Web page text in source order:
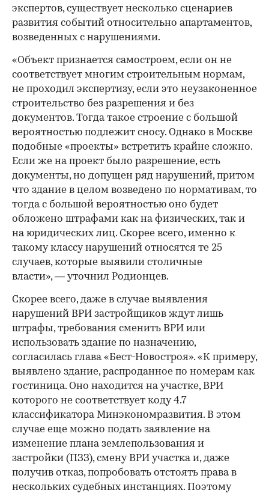
экспертов, существует несколько сценариев
развития событий относительно апартаментов,
возведенных с нарушениями.
«Объект признается самостроем, если он не
соответствует многим строительным нормам,
не проходил экспертизу, если это неузаконенное
строительство без разрешения и без
документов. Тогда такое строение с большой
вероятностью подлежит сносу. Однако в Москве
подобные «проекты» встретить крайне сложно.
Если же на проект было разрешение, есть
документы, но допущен ряд нарушений, притом
что здание в целом возведено по нормативам, то
тогда с большой вероятностью оно будет
обложено штрафами как на физических, так и
на юридических лиц. Скорее всего, именно к
такому классу нарушений относятся те 25
случаев, которые выявили столичные
власти», — уточнил Родионцев.
Скорее всего, даже в случае выявления
нарушений ВРИ застройщиков ждут лишь
штрафы, требования сменить ВРИ или
использовать здание по назначению,
согласилаcь глава «Бест-Новостроя». «К примеру,
выявлено здание, распроданное по номерам как
гостиница. Оно находится на участке, ВРИ
которого не соответствует коду 4.7
классификатора Минэкономразвития. В этом
случае еще можно подать заявление на
изменение плана землепользования и
застройки (ПЗЗ), смену ВРИ участка и, даже
получив отказ, попробовать отстоять права в
нескольких судебных инстанциях. Поэтому